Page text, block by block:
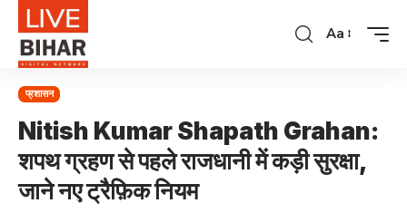
Aa
प्रशासन
Nitish Kumar Shapath Grahan:
शपथ ग्रहण से पहले राजधानी में कड़ी सुरक्षा,
जाने नए ट्रैफ़िक नियम